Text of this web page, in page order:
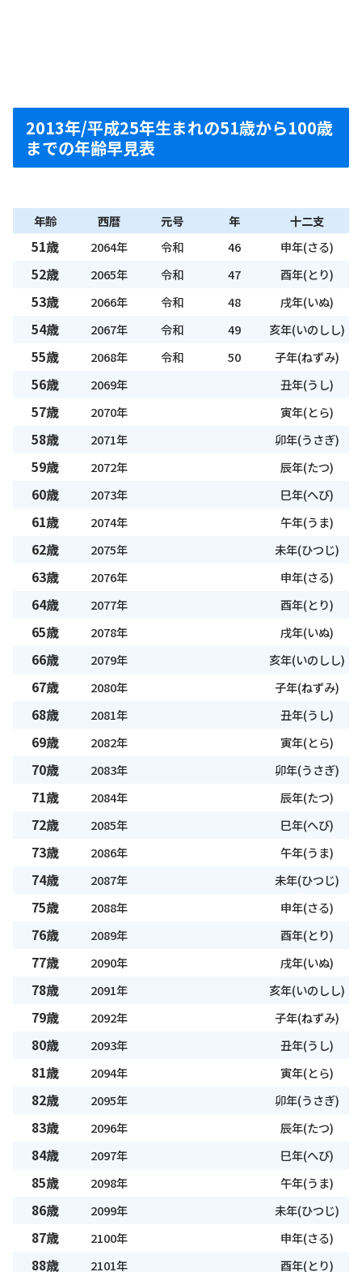
2013年/平成25年生まれの51歳から100歳
までの年齢早見表
年齢 西暦 元号 年 十二支
51歳 2064年 令和 46 申年(さる)
52歳 2065年 令和 47 酉年(とり)
53歳 2066年 令和 48 戌年(いぬ)
54歳 2067年 令和 49 亥年(いのしし)
55歳 2068年 令和 50 子年(ねずみ)
56歳 2069年 丑年(うし)
57歳 2070年 寅年(とら)
58歳 2071年 卯年(うさぎ)
59歳 2072年 辰年(たつ)
60歳 2073年 巳年(へび)
61歳 2074年 午年(うま)
62歳 2075年 未年(ひつじ)
63歳 2076年 申年(さる)
64歳 2077年 酉年(とり)
65歳 2078年 戌年(いぬ)
66歳 2079年 亥年(いのしし)
67歳 2080年 子年(ねずみ)
68歳 2081年 丑年(うし)
69歳 2082年 寅年(とら)
70歳 2083年 卯年(うさぎ)
71歳 2084年 辰年(たつ)
72歳 2085年 巳年(へび)
73歳 2086年 午年(うま)
74歳 2087年 未年(ひつじ)
75歳 2088年 申年(さる)
76歳 2089年 酉年(とり)
77歳 2090年 戌年(いぬ)
78歳 2091年 亥年(いのしし)
79歳 2092年 子年(ねずみ)
80歳 2093年 丑年(うし)
81歳 2094年 寅年(とら)
82歳 2095年 卯年(うさぎ)
83歳 2096年 辰年(たつ)
84歳 2097年 巳年(へび)
85歳 2098年 午年(うま)
86歳 2099年 未年(ひつじ)
87歳 2100年 申年(さる)
88歳 2101年 酉年(とり)